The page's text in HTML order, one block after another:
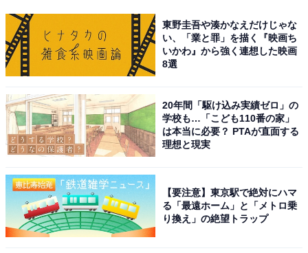
東野圭吾や湊かなえだけじゃな
い、「業と罪」を描く『映画ち
いかわ』から強く連想した映画
8選
20年間「駆け込み実績ゼロ」の
学校も…「こども110番の家」
は本当に必要？ PTAが直面する
理想と現実
【要注意】東京駅で絶対にハマ
る「最遠ホーム」と「メトロ乗
り換え」の絶望トラップ